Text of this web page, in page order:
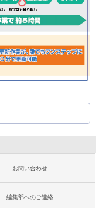
お問い合わせ
編集部へのご連絡